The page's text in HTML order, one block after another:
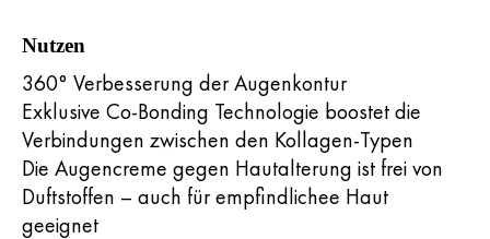
Nutzen
360° Verbesserung der Augenkontur
Exklusive Co-Bonding Technologie boostet die
Verbindungen zwischen den Kollagen-Typen
Die Augencreme gegen Hautalterung ist frei von
Duftstoffen – auch für empfindlichee Haut
geeignet